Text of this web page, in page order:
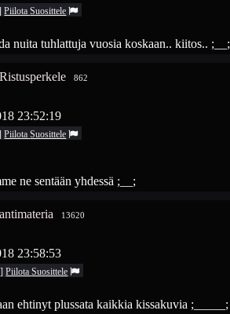
PiilotaSuosittele
nuita tuhlattuja vuosia koskaan.. kiitos.. ;__;
Ristusperkele 862
23:52:19
PiilotaSuosittele
ne sentään yhdessä ;__;
antimateria 13620
23:58:53
]PiilotaSuosittele
ehtinyt plussata kaikkia kissakuvia ;_____;